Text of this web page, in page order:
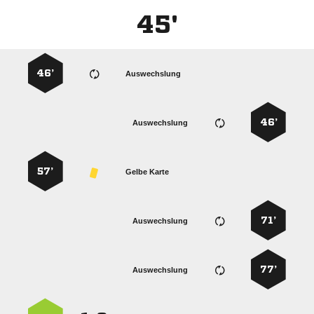
45'
Auswechslung
46’
46’
Auswechslung
Gelbe Karte
57’
71’
Auswechslung
77’
Auswechslung